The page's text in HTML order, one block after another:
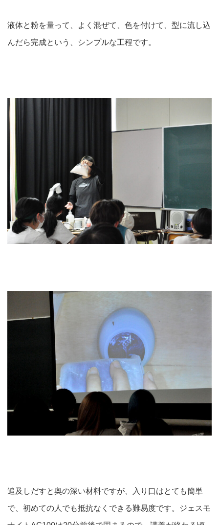
液体と粉を量って、よく混ぜて、色を付けて、型に流し込
んだら完成という、シンプルな工程です。
追及しだすと奥の深い材料ですが、入り口はとても簡単
で、初めての人でも抵抗なくできる難易度です。ジェスモ